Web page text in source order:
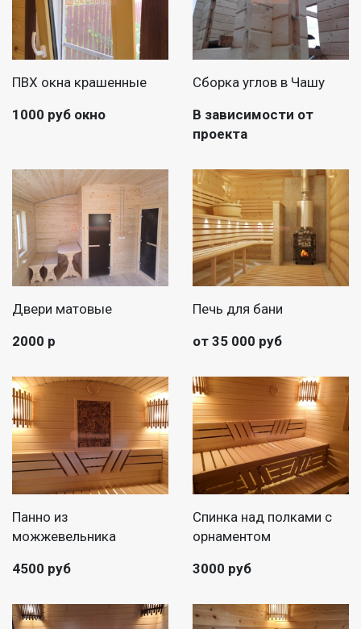
ПВХ окна крашенные
1000 руб окно
Сборка углов в Чашу
В зависимости от
проекта
Двери матовые
2000 р
Печь для бани
от 35 000 руб
Панно из
можжевельника
4500 руб
Спинка над полками с
орнаментом
3000 руб